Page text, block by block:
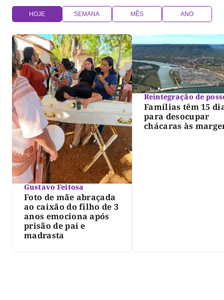
HOJE SEMANA MÊS ANO
Gustavo Feitosa
Foto de mãe abraçada
ao caixão do filho de 3
anos emociona após
prisão de pai e
madrasta
Reintegração de
Famílias têm 15
para desocupar
chácaras às